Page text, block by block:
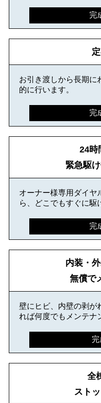
完
お引き渡しから長期に
的に行います。
完
24時
緊急駆
オーナー様専用ダイヤ
ら、どこでもすぐに駆
完
内装・
無償で
壁にヒビ、内壁の剥が
れば何度でもメンテナ
全
スト